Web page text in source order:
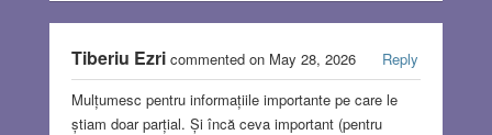
Tiberiu Ezricommented on May 28, 2026
Reply
Mulțumesc pentru informațiile importante pe care le
știam doar parțial. Și încă ceva important (pentru